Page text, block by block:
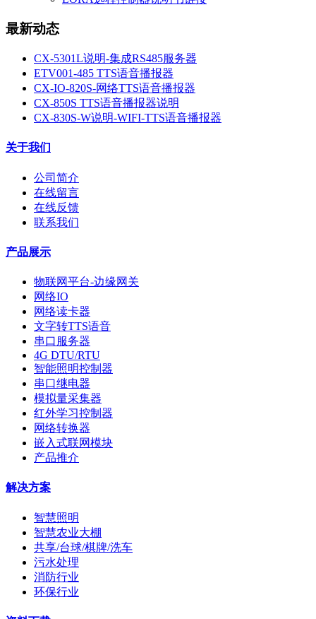
最新动态
CX-5301L说明-集成RS485服务器
ETV001-485 TTS语音播报器
CX-IO-820S-网络TTS语音播报器
CX-850S TTS语音播报器说明
CX-830S-W说明-WIFI-TTS语音播报器
关于我们
公司简介
在线留言
在线反馈
联系我们
产品展示
物联网平台-边缘网关
网络IO
网络读卡器
文字转TTS语音
串口服务器
4G DTU/RTU
智能照明控制器
串口继电器
模拟量采集器
红外学习控制器
网络转换器
嵌入式联网模块
产品推介
解决方案
智慧照明
智慧农业大棚
共享/台球/棋牌/洗车
污水处理
消防行业
环保行业